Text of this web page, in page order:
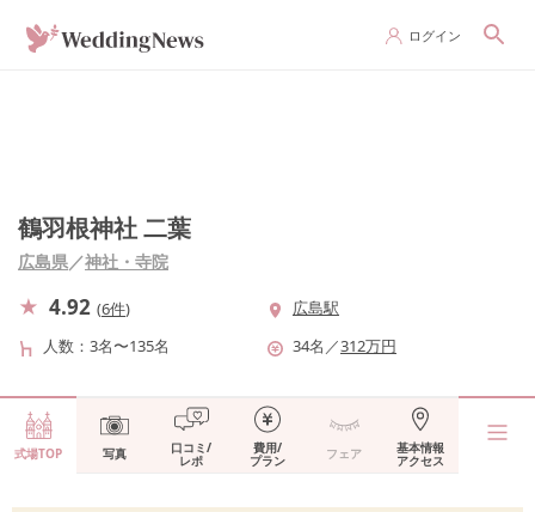
ログイン
鶴羽根神社 二葉
広島県／神社・寺院
4.92 (6件)
広島駅
人数
3名〜135名 34名 ／312万円
式場TOP 写真 口コミ/
レポ
費用/
プラン フェア 基本情報
アクセス